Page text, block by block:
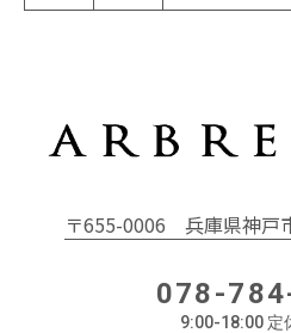
〒655-0006 兵庫県神戸
078-
9:00-18:00 定